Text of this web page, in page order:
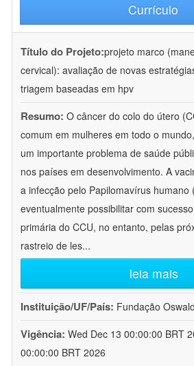
Currículo
Título do Projeto:projeto marco
cervical): avaliação de novas
triagem baseadas em hpv
Resumo: O câncer do colo do útero
comum em mulheres em todo o
um importante problema de saúde
nos países em desenvolvimento. A
a infecção pelo Papilomavírus humano
eventualmente possibilitar com
primária do CCU, no entanto, pelas
rastreio de les...
leia mais
Instituição/UF/País: Fundação
Vigência: Wed Dec 13 00:00:00 BRT
00:00:00 BRT 2026